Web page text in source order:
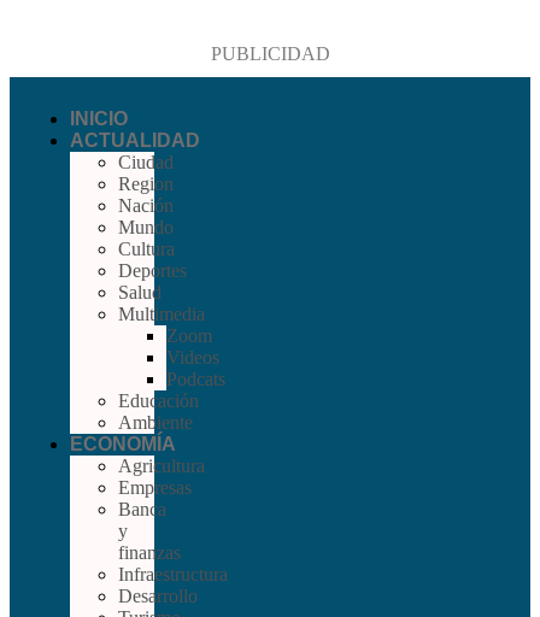
PUBLICIDAD
INICIO
ACTUALIDAD
Ciudad
Region
Nación
Mundo
Cultura
Deportes
Salud
Multimedia
Zoom
Videos
Podcats
Educación
Ambiente
ECONOMÍA
Agricultura
Empresas
Banca
y
finanzas
Infraestructura
Desarrollo